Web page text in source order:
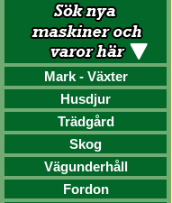
Mark - Växter
Husdjur
Trädgård
Skog
Vägunderhåll
Fordon